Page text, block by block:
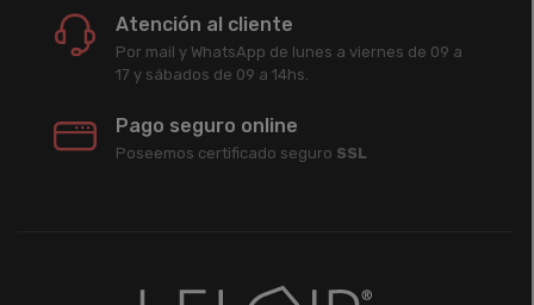
Atención al cliente
Por mail y WhatsApp de lunes a viernes de 09 a
17 y sábados de 09 a 14hs.
Pago seguro online
Poseemos certificado seguro SSL